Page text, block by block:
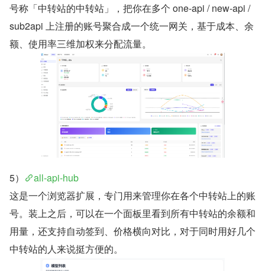
号称「中转站的中转站」，把你在多个 one-api / new-api /
sub2api 上注册的账号聚合成一个统一网关，基于成本、余
额、使用率三维加权来分配流量。
5）
all-api-hub
这是一个浏览器扩展，专门用来管理你在各个中转站上的账
号。装上之后，可以在一个面板里看到所有中转站的余额和
用量，还支持自动签到、价格横向对比，对于同时用好几个
中转站的人来说挺方便的。